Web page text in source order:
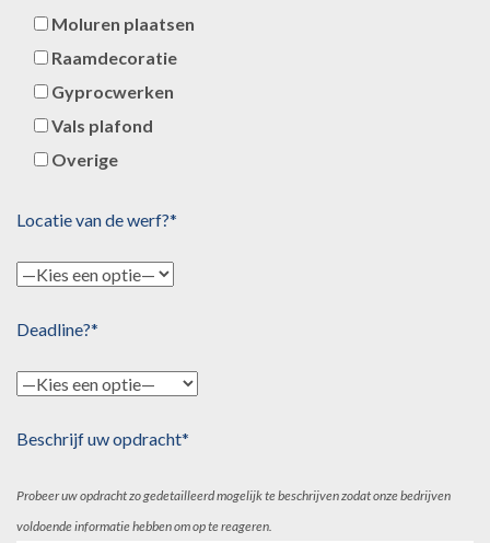
Moluren plaatsen
Raamdecoratie
Gyprocwerken
Vals plafond
Overige
Locatie van de werf?*
Deadline?*
Beschrijf uw opdracht*
Probeer uw opdracht zo gedetailleerd mogelijk te beschrijven zodat onze bedrijven
voldoende informatie hebben om op te reageren.